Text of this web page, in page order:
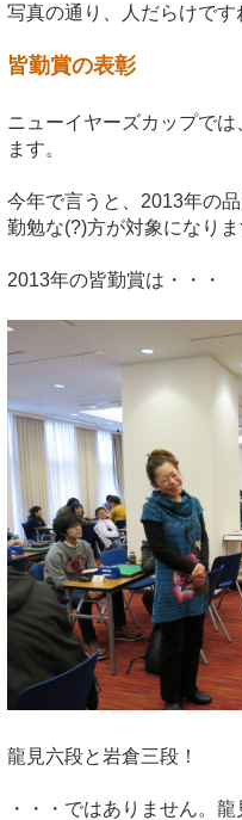
写真の通り、人だらけです
皆勤賞の表彰
ニューイヤーズカップで
ます。
今年で言うと、2013年の
勤勉な(?)方が対象になりま
2013年の皆勤賞は・・・
龍見六段と岩倉三段！
・・・ではありません。